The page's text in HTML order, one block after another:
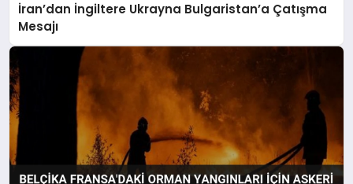
İran’dan İngiltere Ukrayna Bulgaristan’a Çatışma
Mesajı